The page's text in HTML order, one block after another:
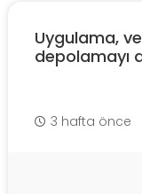
Uygulama,
depolamayı
3 hafta önce